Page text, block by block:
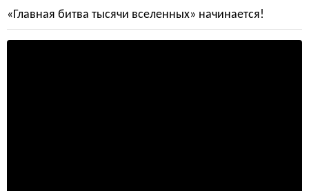
«Главная битва тысячи вселенных» начинается!